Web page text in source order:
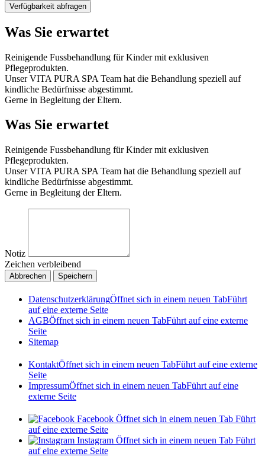
Verfügbarkeit abfragen
Was Sie erwartet
Reinigende Fussbehandlung für Kinder mit exklusiven
Pflegeprodukten.
Unser VITA PURA SPA Team hat die Behandlung speziell auf
kindliche Bedürfnisse abgestimmt.
Gerne in Begleitung der Eltern.
Was Sie erwartet
Reinigende Fussbehandlung für Kinder mit exklusiven
Pflegeprodukten.
Unser VITA PURA SPA Team hat die Behandlung speziell auf
kindliche Bedürfnisse abgestimmt.
Gerne in Begleitung der Eltern.
Notiz
Zeichen verbleibend
Abbrechen Speichern
DatenschutzerklärungÖffnet sich in einem neuen TabFührt
auf eine externe Seite
AGBÖffnet sich in einem neuen TabFührt auf eine externe
Seite
Sitemap
KontaktÖffnet sich in einem neuen TabFührt auf eine externe
Seite
ImpressumÖffnet sich in einem neuen TabFührt auf eine
externe Seite
Facebook Öffnet sich in einem neuen Tab Führt
auf eine externe Seite
Instagram Öffnet sich in einem neuen Tab Führt
auf eine externe Seite